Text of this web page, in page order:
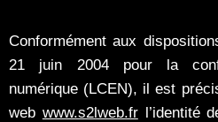
Conformément aux
21 juin 2004 pour la
numérique (LCEN), il est
web www.s2lweb.frl’identité